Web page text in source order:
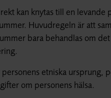
kan knytas till en
Huvudregeln är att
bara behandlas om
etniska ursprung,
om personens hälsa.